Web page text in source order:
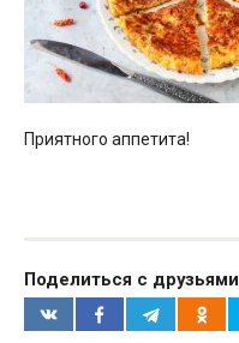
Приятного аппетита!
Поделиться с друзьями